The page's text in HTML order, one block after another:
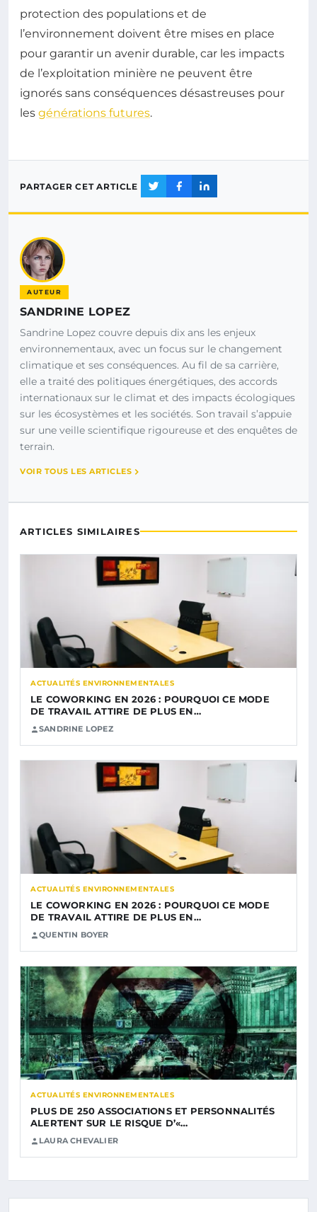
protection des populations et de
l’environnement doivent être mises en place
pour garantir un avenir durable, car les impacts
de l’exploitation minière ne peuvent être
ignorés sans conséquences désastreuses pour
les générations futures.
PARTAGER CET ARTICLE
AUTEUR
SANDRINE LOPEZ
Sandrine Lopez couvre depuis dix ans les enjeux
environnementaux, avec un focus sur le changement
climatique et ses conséquences. Au fil de sa carrière,
elle a traité des politiques énergétiques, des accords
internationaux sur le climat et des impacts écologiques
sur les écosystèmes et les sociétés. Son travail s’appuie
sur une veille scientifique rigoureuse et des enquêtes de
terrain.
VOIR TOUS LES ARTICLES
ARTICLES SIMILAIRES
ACTUALITÉS ENVIRONNEMENTALES
LE COWORKING EN 2026 : POURQUOI CE MODE
DE TRAVAIL ATTIRE DE PLUS EN…
SANDRINE LOPEZ
ACTUALITÉS ENVIRONNEMENTALES
LE COWORKING EN 2026 : POURQUOI CE MODE
DE TRAVAIL ATTIRE DE PLUS EN…
QUENTIN BOYER
ACTUALITÉS ENVIRONNEMENTALES
PLUS DE 250 ASSOCIATIONS ET PERSONNALITÉS
ALERTENT SUR LE RISQUE D’«…
LAURA CHEVALIER